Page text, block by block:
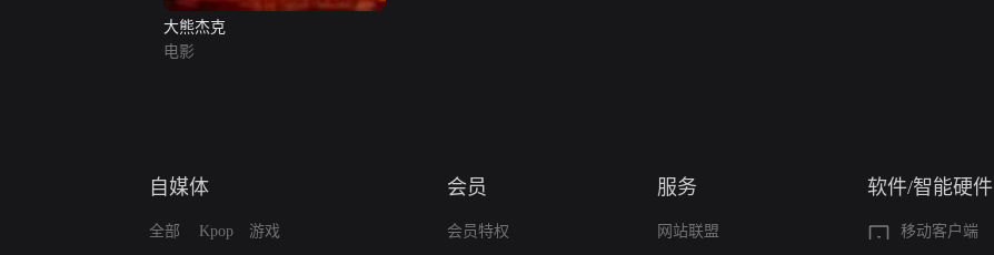
大熊杰克
电影
自媒体
全部 Kpop 游戏
会员
会员特权
服务
网站联盟
软件/智能硬件
移动客户端